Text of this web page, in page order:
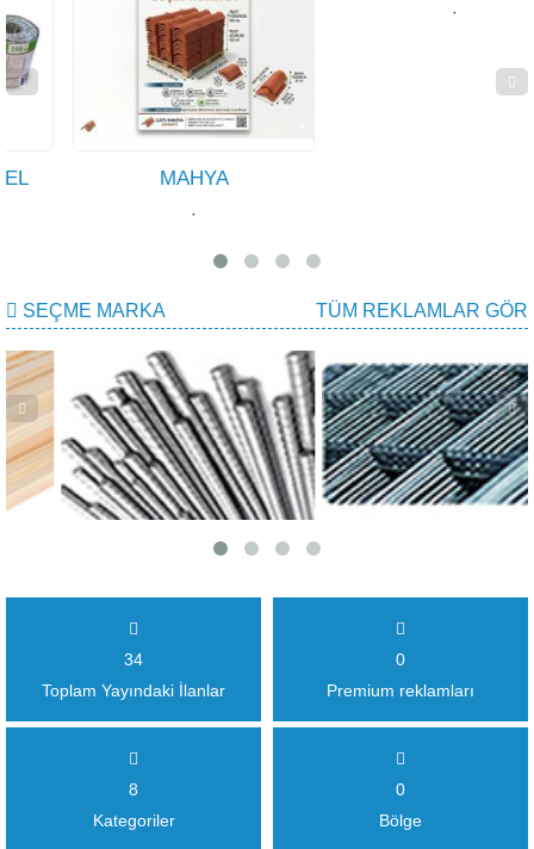
MAHYA
SEÇME MARKA TÜM REKLAMLAR GÖR
34
Toplam Yayındaki İlanlar
0
Premium reklamları
8
Kategoriler
0
Bölge